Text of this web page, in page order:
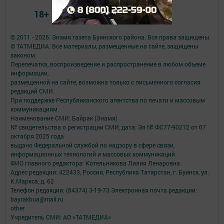
© 2011 - 2026. Знамя газета Буинского района. Все права защищены.
© ТАТМЕДИА. Все материалы, размещенные на сайте, защищены
законом.
Перепечатка, воспроизведение и распространение в любом объеме
информации,
размещенной на сайте, возможна только с письменного согласия
редакций СМИ.
При поддержке Республиканского агентства по печати и массовым
коммуникациям.
Наименование СМИ: Байрак (Знамя)
№ свидетельства о регистрации СМИ, дата: Эл № ФС77-90212 от 07
октября 2025 года
выдано Федеральной службой по надзору в сфере связи,
информационных технологий и массовых коммуникаций
ФИО главного редактора: Котельникова Лилия Ленаровна
Адрес редакции: 422433, Россия, Республика Татарстан, г. Буинск, ул.
К.Маркса, д. 62
Телефон редакции: (84374) 3-19-73 Электронная почта редакции:
bayrakbua@mail.ru
other
Учредитель СМИ: АО «ТАТМЕДИА»
18+